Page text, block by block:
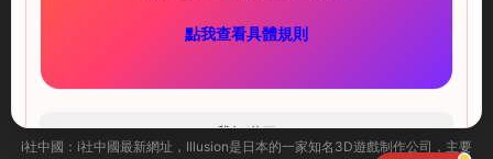
ACG頻道
i社中國： i社中國最新網址， Illusion是日本的一家知名3D遊戲制作公司，主要
點我查看具體規則
我知道了